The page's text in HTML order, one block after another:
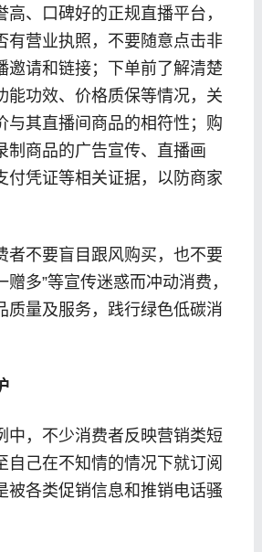
高、口碑好的正规直播平台，
有营业执照，不要随意点击非
邀请和链接；下单前了解清楚
能功效、价格质保等情况，关
与其直播间商品的相符性；购
制商品的广告宣传、直播画
付凭证等相关证据，以防商家
者不要盲目跟风购买，也不要
赠多”等宣传迷惑而冲动消费，
质量及服务，践行绿色低碳消
中，不少消费者反映营销类短
自己在不知情的情况下就订阅
被各类促销信息和推销电话骚